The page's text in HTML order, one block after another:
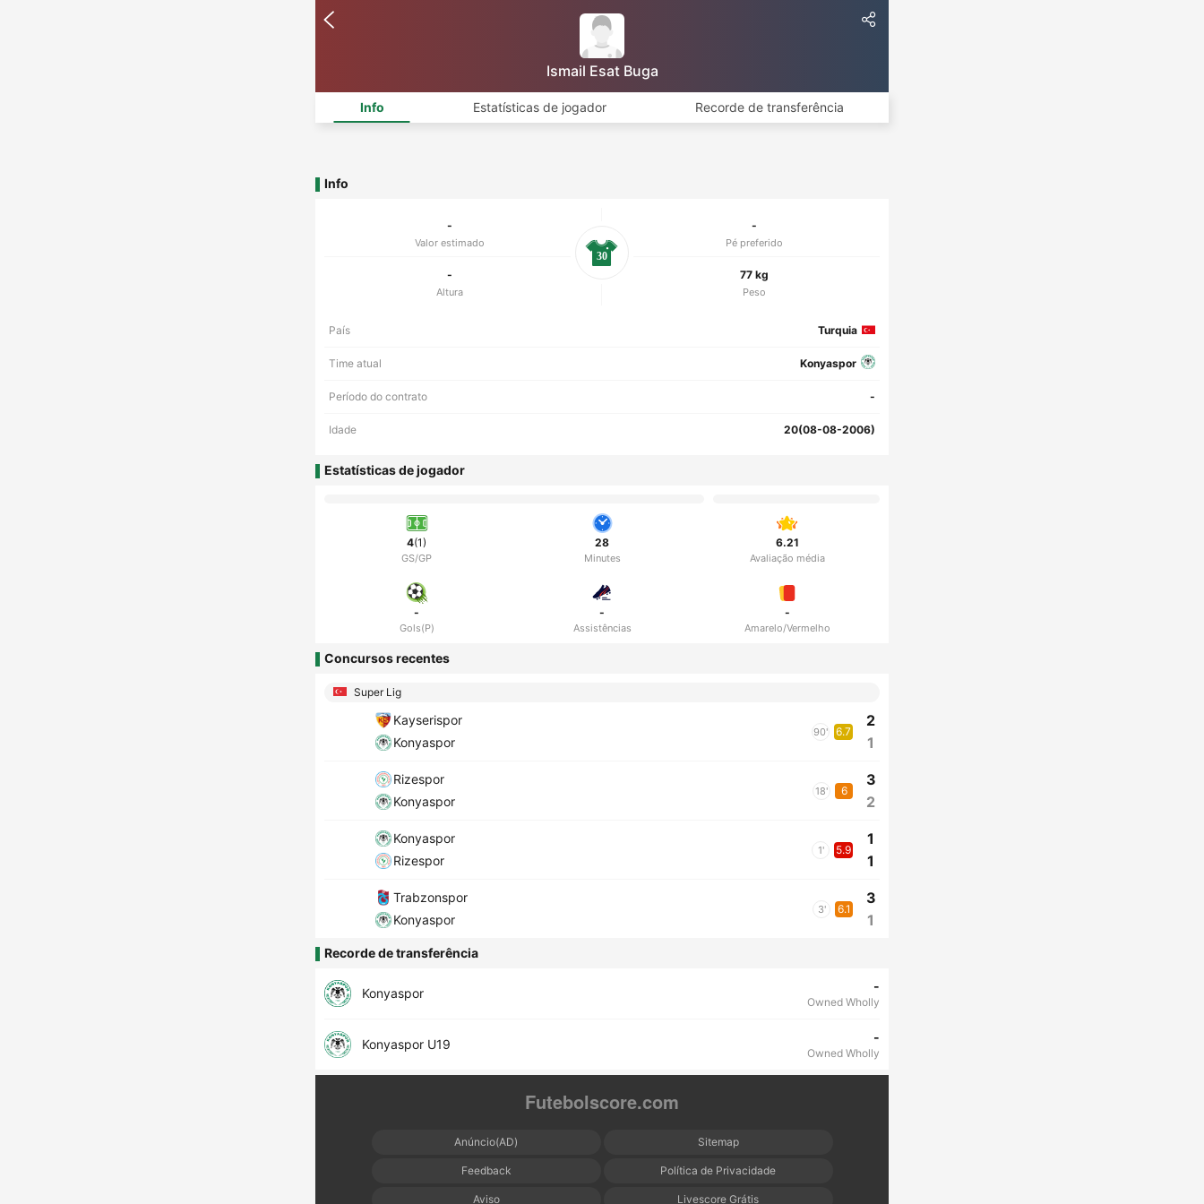
Ismail Esat Buga
Info Estatísticas de jogador Recorde de transferência
Info
-
Valor estimado
-
Pé preferido
-
Altura
77 kg
Peso
30
País Turquia
Time atual Konyaspor
Período do contrato -
Idade 20(08-08-2006)
Estatísticas de jogador
4(1)
GS/GP
28
Minutes
6.21
Avaliação média
-
Gols(P)
-
Assistências
-
Amarelo/Vermelho
Concursos recentes
Super Lig
Kayserispor
Konyaspor
90' 6.7
2
1
Rizespor
Konyaspor
18' 6
3
2
Konyaspor
Rizespor
1' 5.9
1
1
Trabzonspor
Konyaspor
3' 6.1
3
1
Recorde de transferência
Konyaspor -
Owned Wholly
Konyaspor U19 -
Owned Wholly
Futebolscore.com
Anúncio(AD) Sitemap
Feedback Política de Privacidade
Aviso Livescore Grátis